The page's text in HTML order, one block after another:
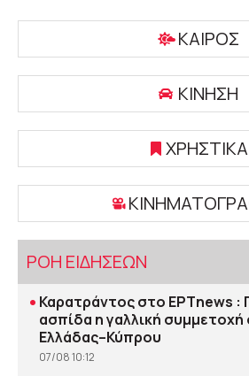
ΚΑΙΡΟΣ
ΚΙΝΗΣΗ
ΧΡΗΣΤΙΚΑ
ΡΟΗ ΕΙΔΗΣΕΩΝ
• Καρατράντος στο ΕΡΤnews :
ασπίδα η γαλλική
Ελλάδας–Κύπρου
07/08 10:12